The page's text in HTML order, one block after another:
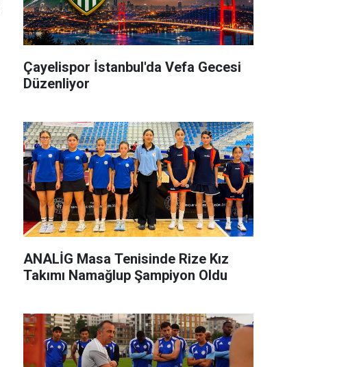
Çayelispor İstanbul'da Vefa Gecesi
Düzenliyor
ANALİG Masa Tenisinde Rize Kız
Takımı Namağlup Şampiyon Oldu